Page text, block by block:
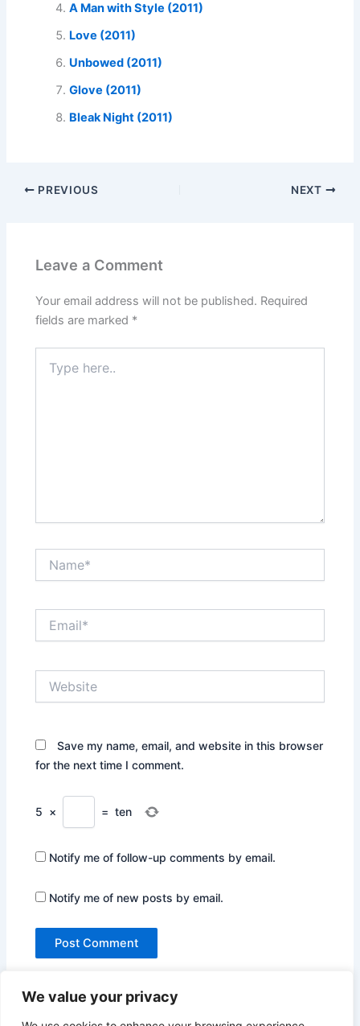
We value your privacy
A Man with Style (2011)
Love (2011)
Unbowed (2011)
Glove (2011)
Bleak Night (2011)
PREVIOUS NEXT
Leave a Comment
Your email address will not be published. Required
fields are marked *
here..
Save my name, email, and website in this browser
for the next time I comment.
5 × = ten
Notify me of follow-up comments by email.
Notify me of new posts by email.